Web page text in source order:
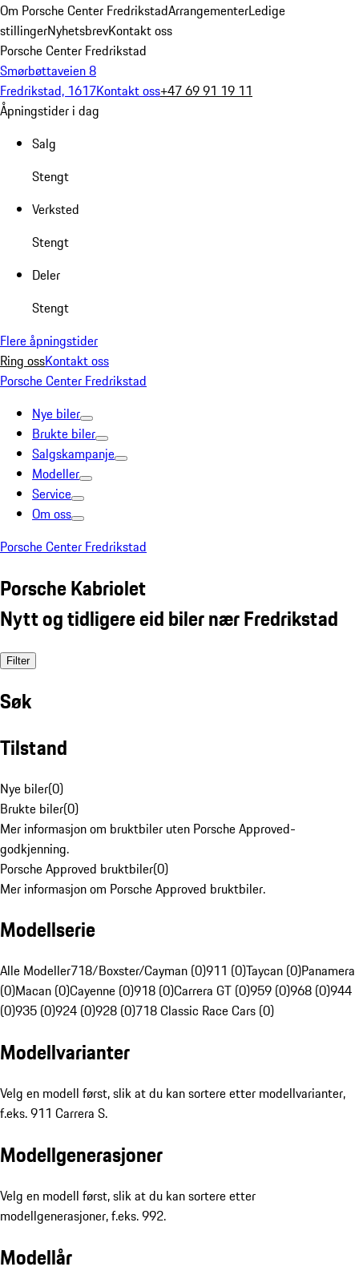
Om Porsche Center FredrikstadArrangementerLedige
stillingerNyhetsbrevKontakt oss
Porsche Center Fredrikstad
Smørbøttaveien 8
Fredrikstad, 1617Kontakt oss+47 69 91 19 11
Åpningstider i dag
Salg
Stengt
Verksted
Stengt
Deler
Stengt
Flere åpningstider
Ring ossKontakt oss
Porsche Center Fredrikstad
Nye biler
Brukte biler
Salgskampanje
Modeller
Service
Om oss
Porsche Center Fredrikstad
Porsche Kabriolet
Nytt og tidligere eid biler nær Fredrikstad
Filter
Søk
Tilstand
Nye biler(0)
Brukte biler(0)
Mer informasjon om bruktbiler uten Porsche Approved-
godkjenning.
Porsche Approved bruktbiler(0)
Mer informasjon om Porsche Approved bruktbiler.
Modellserie
Alle Modeller718/Boxster/Cayman (0)911 (0)Taycan (0)Panamera
(0)Macan (0)Cayenne (0)918 (0)Carrera GT (0)959 (0)968 (0)944
(0)935 (0)924 (0)928 (0)718 Classic Race Cars (0)
Modellvarianter
Velg en modell først, slik at du kan sortere etter modellvarianter,
f.eks. 911 Carrera S.
Modellgenerasjoner
Velg en modell først, slik at du kan sortere etter
modellgenerasjoner, f.eks. 992.
Modellår